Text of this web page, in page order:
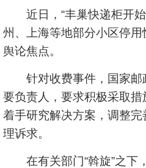
近日，“丰巢快递柜开始
州、上海等地部分小区停用
舆论焦点。
针对收费事件，国家邮
要负责人，要求积极采取措
着手研究解决方案，调整
理诉求。
在有关部门“斡旋”之下